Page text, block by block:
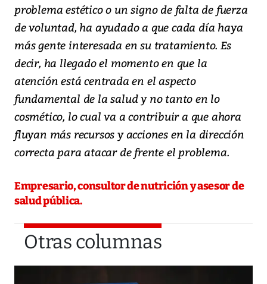
problema estético o un signo de falta de fuerza
de voluntad, ha ayudado a que cada día haya
más gente interesada en su tratamiento. Es
decir, ha llegado el momento en que la
atención está centrada en el aspecto
fundamental de la salud y no tanto en lo
cosmético, lo cual va a contribuir a que ahora
fluyan más recursos y acciones en la dirección
correcta para atacar de frente el problema.
Empresario, consultor de nutrición y asesor de
salud pública.
Otras columnas